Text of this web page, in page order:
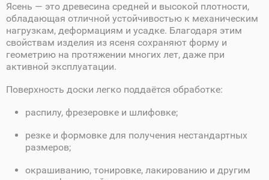
Ясень — это древесина средней и высокой плотности,
обладающая отличной устойчивостью к механическим
нагрузкам, деформациям и усадке. Благодаря этим
свойствам изделия из ясеня сохраняют форму и
геометрию на протяжении многих лет, даже при
активной эксплуатации.
Поверхность доски легко поддаётся обработке:
распилу, фрезеровке и шлифовке;
резке и формовке для получения нестандартных
размеров;
окрашиванию, тонировке, лакированию и другим